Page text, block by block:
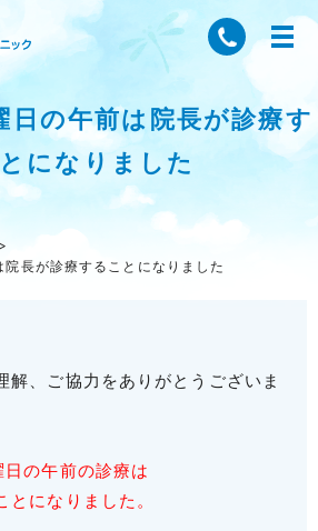
日の午前は院長が診療す
になりました
院長が診療することになりました
解、ご協力をありがとうございま
の午前の診療は
になりました。